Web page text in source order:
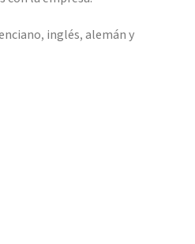
inglés, alemán y